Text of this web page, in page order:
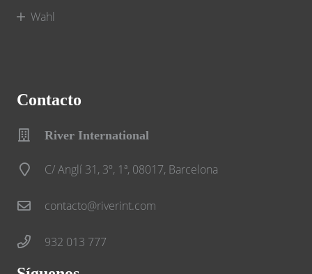
Wahl
Contacto
River International
C/ Anglí 31, 3º, 1ª, 08017, Barcelona
contacto@riverint.com
932 013 777